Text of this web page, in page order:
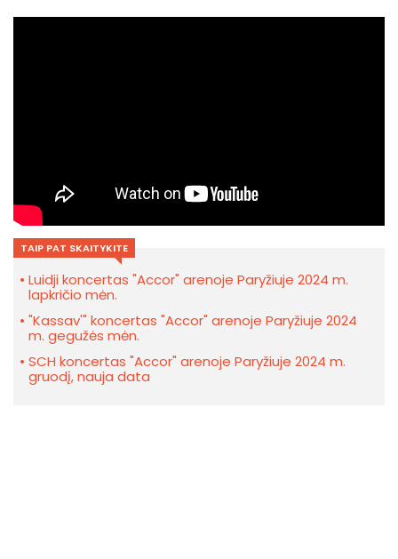
TAIP PAT SKAITYKITE
Luidji koncertas "Accor" arenoje Paryžiuje 2024 m.
lapkričio mėn.
"Kassav'" koncertas "Accor" arenoje Paryžiuje 2024
m. gegužės mėn.
SCH koncertas "Accor" arenoje Paryžiuje 2024 m.
gruodį, nauja data